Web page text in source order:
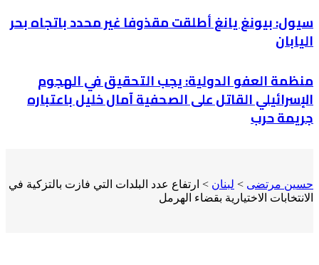
سيول: بيونغ يانغ أطلقت مقذوفا غير محدد باتجاه بحر
اليابان
منظمة العفو الدولية: يجب التحقيق في الهجوم
الإسرائيلي القاتل على الصحفية آمال خليل باعتباره
جريمة حرب
حسين مرتضى > لبنان > ارتفاع عدد البلدات التي فازت بالتزكية في
الانتخابات الاختيارية بقضاء الهرمل